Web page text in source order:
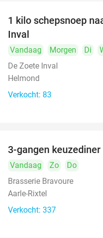
1 kilo schepsnoep
Inval
Vandaag Morgen Di
De Zoete Inval
Helmond
Verkocht: 83
3-gangen keuzediner
Vandaag Zo
Do
Brasserie Bravoure
Aarle-Rixtel
Verkocht: 337